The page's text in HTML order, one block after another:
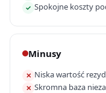
✓ Spokojne koszty
Minusy
✕ Niska wartość
✕ Skromna baza